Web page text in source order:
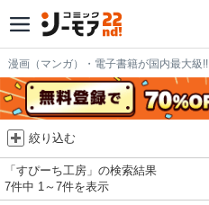
漫画（マンガ）・電子書籍が国内最大級!!
絞り込む
「すぴーち工房」の検索結果
7件中 1～7件を表示